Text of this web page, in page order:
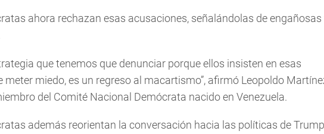
ahora rechazan esas acusaciones, señalándolas de engañosas
que tenemos que denunciar porque ellos insisten en esas
meter miedo, es un regreso al macartismo”, afirmó Leopoldo
del Comité Nacional Demócrata nacido en Venezuela.
además reorientan la conversación hacia las políticas de Trump